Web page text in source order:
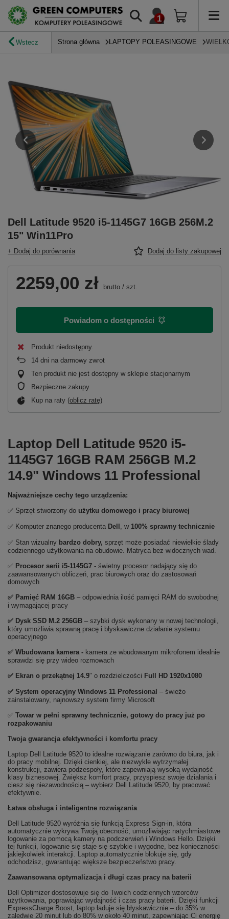
Wstecz Strona główna LAPTOPY POLEASINGOWE
Dell Latitude 9520 i5-1145G7 16GB 256M.2
15" Win11Pro
+ Dodaj do porównania Dodaj do listy zakupowej
2259,00 zł brutto / szt.
Powiadom o dostępności
Produkt niedostępny
14 dni na darmowy zwrot
Ten produkt nie jest dostępny w sklepie stacjonarnym
Bezpieczne zakupy
Kup na raty (oblicz ratę)
Laptop Dell Latitude 9520 i5-
1145G7 16GB RAM 256GB M.2
14.9" Windows 11 Professional
Najważniejsze cechy tego urządzenia:
✅ Sprzęt stworzony do użytku domowego i pracy biurowej
✅ Komputer znanego producenta Dell , w 100% sprawny technicznie
✅ Stan wizualny bardzo dobry, sprzęt może posiadać niewielkie ślady
codziennego użytkowania na obudowie. Matryca bez widocznych wad.
✅ Procesor serii i5-1145G7 - świetny procesor nadający się do
zaawansowanych obliczeń, prac biurowych oraz do zastosowań
domowych
✅ Pamięć RAM 16GB – odpowiednia ilość pamięci RAM do swobodnej
i wymagającej pracy
✅ Dysk SSD M.2 256GB – szybki dysk wykonany w nowej technologii,
który umożliwia sprawną pracę i błyskawiczne działanie systemu
operacyjnego
✅ Wbudowana kamera - kamera ze wbudowanym mikrofonem idealnie
sprawdzi się przy wideo rozmowach
✅ Ekran o przekątnej 14.9" o rozdzielczości Full HD 1920x1080
✅ System operacyjny Windows 11 Professional – świeżo
zainstalowany, najnowszy system firmy Microsoft
✅ Towar w pełni sprawny technicznie, gotowy do pracy już po
rozpakowaniu
Twoja gwarancja efektywności i komfortu pracy
Laptop Dell Latitude 9520 to idealne rozwiązanie zarówno do biura, jak i
do pracy mobilnej. Dzięki cienkiej, ale niezwykle wytrzymałej
konstrukcji, zawiera podzespoły, które zapewniają wysoką wydajność
klasy biznesowej. Zwiększ komfort pracy, przyspiesz swoje działania i
ciesz się niezawodnością – wybierz Dell Latitude 9520, by pracować
efektywnie.
Łatwa obsługa i inteligentne rozwiązania
Dell Latitude 9520 wyróżnia się funkcją Express Sign-in, która
automatycznie wykrywa Twoją obecność, umożliwiając natychmiastowe
logowanie za pomocą kamery na podczerwień i Windows Hello. Dzięki
tej funkcji, logowanie się staje się szybkie i wygodne, bez konieczności
jakiejkolwiek interakcji. Laptop automatycznie blokuje się, gdy
odchodzisz, gwarantując większe bezpieczeństwo pracy.
Zaawansowana optymalizacja i długi czas pracy na baterii
Dell Optimizer dostosowuje się do Twoich codziennych wzorców
użytkowania, poprawiając wydajność i czas pracy baterii. Dzięki funkcji
ExpressCharge Boost, laptop ładuje się błyskawicznie – do 35% w
zaledwie 20 minut lub do 80% w około 40 minut, zapewniając Ci energię